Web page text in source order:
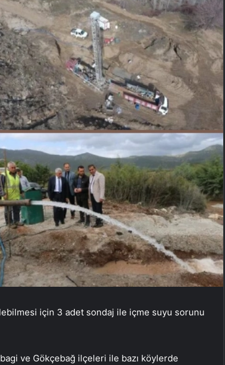
için 3 adet sondaj ile içme suyu sorunu
ve Gökçebağ ilçeleri ile bazı köylerde